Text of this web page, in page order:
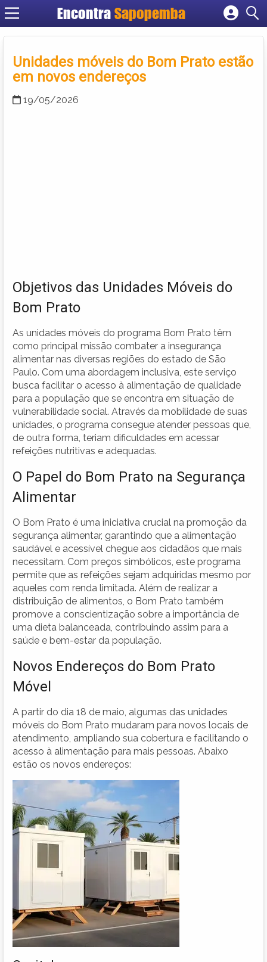
Encontra Sapopemba
Cadastrar empresa
Criar conta
Unidades móveis do Bom Prato estão
em novos endereços
19/05/2026
Objetivos das Unidades Móveis do
Bom Prato
As unidades móveis do programa Bom Prato têm
como principal missão combater a insegurança
alimentar nas diversas regiões do estado de São
Paulo. Com uma abordagem inclusiva, este serviço
busca facilitar o acesso à alimentação de qualidade
para a população que se encontra em situação de
vulnerabilidade social. Através da mobilidade de suas
unidades, o programa consegue atender pessoas que,
de outra forma, teriam dificuldades em acessar
refeições nutritivas e adequadas.
O Papel do Bom Prato na Segurança
Alimentar
O Bom Prato é uma iniciativa crucial na promoção da
segurança alimentar, garantindo que a alimentação
saudável e acessível chegue aos cidadãos que mais
necessitam. Com preços simbólicos, este programa
permite que as refeições sejam adquiridas mesmo por
aqueles com renda limitada. Além de realizar a
distribuição de alimentos, o Bom Prato também
promove a conscientização sobre a importância de
uma dieta balanceada, contribuindo assim para a
saúde e bem-estar da população.
Novos Endereços do Bom Prato
Móvel
A partir do dia 18 de maio, algumas das unidades
móveis do Bom Prato mudaram para novos locais de
atendimento, ampliando sua cobertura e facilitando o
acesso à alimentação para mais pessoas. Abaixo
estão os novos endereços: